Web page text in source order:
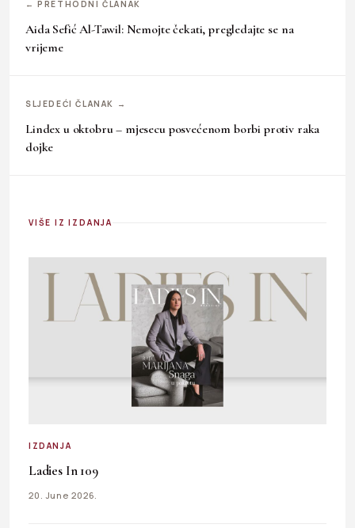
← PRETHODNI ČLANAK
Aida Sefić Al-Tawil: Nemojte čekati, pregledajte se na
vrijeme
SLJEDEĆI ČLANAK →
Lindex u oktobru – mjesecu posvećenom borbi protiv raka
dojke
VIŠE IZ IZDANJA
IZDANJA
Ladies In 109
20. June 2026.